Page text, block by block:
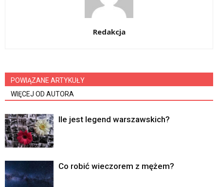
Redakcja
POWIĄZANE ARTYKUŁY
WIĘCEJ OD AUTORA
Ile jest legend warszawskich?
Co robić wieczorem z mężem?